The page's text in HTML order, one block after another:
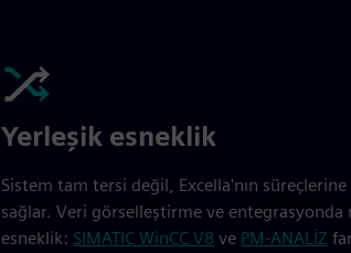
Yerleşik esneklik
Sistem tam tersi değil, Excella'nın
sağlar. Veri görselleştirme ve entegrasyonda
esneklik: SIMATIC WinCC V8 ve PM-ANALİZ